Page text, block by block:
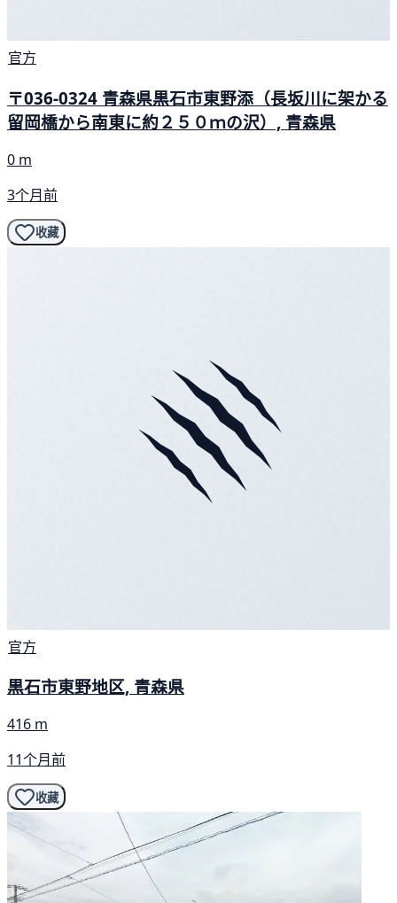
官方
〒036-0324 青森県黒石市東野添（長坂川に架かる
留岡橋から南東に約２５０ｍの沢）, 青森県
0 m
3个月前
收藏
官方
黒石市東野地区, 青森県
416 m
11个月前
收藏